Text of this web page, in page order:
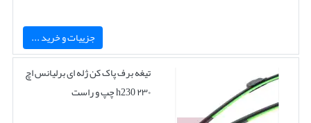
جزییات و خرید ...
تیغه برف پاک کن ژله ای برلیانس اچ
۲۳۰ h230 چپ و راست